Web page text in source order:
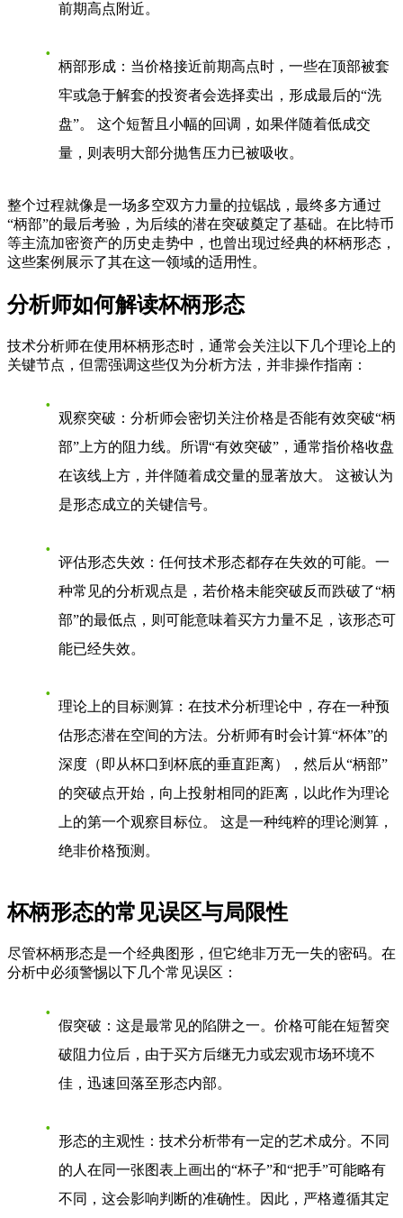
前期高点附近。
柄部形成 ：当价格接近前期高点时，一些在顶部被套
牢或急于解套的投资者会选择卖出，形成最后的“洗
盘”。 这个短暂且小幅的回调，如果伴随着低成交
量，则表明大部分抛售压力已被吸收。
整个过程就像是一场多空双方力量的拉锯战，最终多方通过
“柄部”的最后考验，为后续的潜在突破奠定了基础。在比特币
等主流加密资产的历史走势中，也曾出现过经典的杯柄形态，
这些案例展示了其在这一领域的适用性。
分析师如何解读杯柄形态
技术分析师在使用杯柄形态时，通常会关注以下几个理论上的
关键节点，但需强调这些仅为分析方法，并非操作指南：
观察突破 ：分析师会密切关注价格是否能有效突破“柄
部”上方的阻力线。所谓“有效突破”，通常指价格收盘
在该线上方，并伴随着成交量的显著放大。 这被认为
是形态成立的关键信号。
评估形态失效 ：任何技术形态都存在失效的可能。一
种常见的分析观点是，若价格未能突破反而跌破了“柄
部”的最低点，则可能意味着买方力量不足，该形态可
能已经失效。
理论上的目标测算 ：在技术分析理论中，存在一种预
估形态潜在空间的方法。分析师有时会计算“杯体”的
深度（即从杯口到杯底的垂直距离），然后从“柄部”
的突破点开始，向上投射相同的距离，以此作为理论
上的第一个观察目标位。 这是一种纯粹的理论测算，
绝非价格预测。
杯柄形态的常见误区与局限性
尽管杯柄形态是一个经典图形，但它绝非万无一失的密码。在
分析中必须警惕以下几个常见误区：
假突破 ：这是最常见的陷阱之一。价格可能在短暂突
破阻力位后，由于买方后继无力或宏观市场环境不
佳，迅速回落至形态内部。
形态的主观性 ：技术分析带有一定的艺术成分。不同
的人在同一张图表上画出的“杯子”和“把手”可能略有
不同，这会影响判断的准确性。因此，严格遵循其定